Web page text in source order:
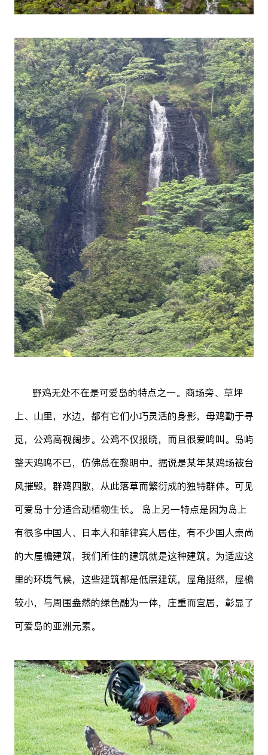
野鸡无处不在是可爱岛的特点之一。商场旁、草坪
上、山里，水边，都有它们小巧灵活的身影，母鸡勤于寻
觅，公鸡高视阔步。公鸡不仅报晓，而且很爱鸣叫。岛屿
整天鸡鸣不已，仿佛总在黎明中。据说是某年某鸡场被台
风摧毁，群鸡四散，从此落草而繁衍成的独特群体。可见
可爱岛十分适合动植物生长。 岛上另一特点是因为岛上
有很多中国人、日本人和菲律宾人居住，有不少国人崇尚
的大屋檐建筑，我们所住的建筑就是这种建筑。为适应这
里的环境气候，这些建筑都是低层建筑，屋角挺然，屋檐
较小，与周围盎然的绿色融为一体，庄重而宜居，彰显了
可爱岛的亚洲元素。